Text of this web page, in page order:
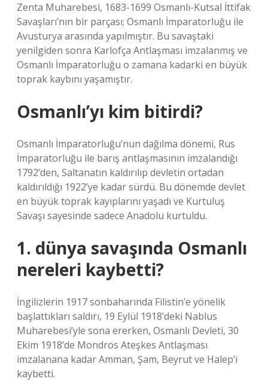
Zenta Muharebesi, 1683-1699 Osmanlı-Kutsal İttifak
Savaşları’nın bir parçası; Osmanlı İmparatorluğu ile
Avusturya arasında yapılmıştır. Bu savaştaki
yenilgiden sonra Karlofça Antlaşması imzalanmış ve
Osmanlı İmparatorluğu o zamana kadarki en büyük
toprak kaybını yaşamıştır.
Osmanlı’yı kim bitirdi?
Osmanlı İmparatorluğu’nun dağılma dönemi, Rus
İmparatorluğu ile barış antlaşmasının imzalandığı
1792’den, Saltanatın kaldırılıp devletin ortadan
kaldırıldığı 1922’ye kadar sürdü. Bu dönemde devlet
en büyük toprak kayıplarını yaşadı ve Kurtuluş
Savaşı sayesinde sadece Anadolu kurtuldu.
1. dünya savaşında Osmanlı
nereleri kaybetti?
İngilizlerin 1917 sonbaharında Filistin’e yönelik
başlattıkları saldırı, 19 Eylül 1918’deki Nablus
Muharebesi’yle sona ererken, Osmanlı Devleti, 30
Ekim 1918’de Mondros Ateşkes Antlaşması
imzalanana kadar Amman, Şam, Beyrut ve Halep’i
kaybetti.